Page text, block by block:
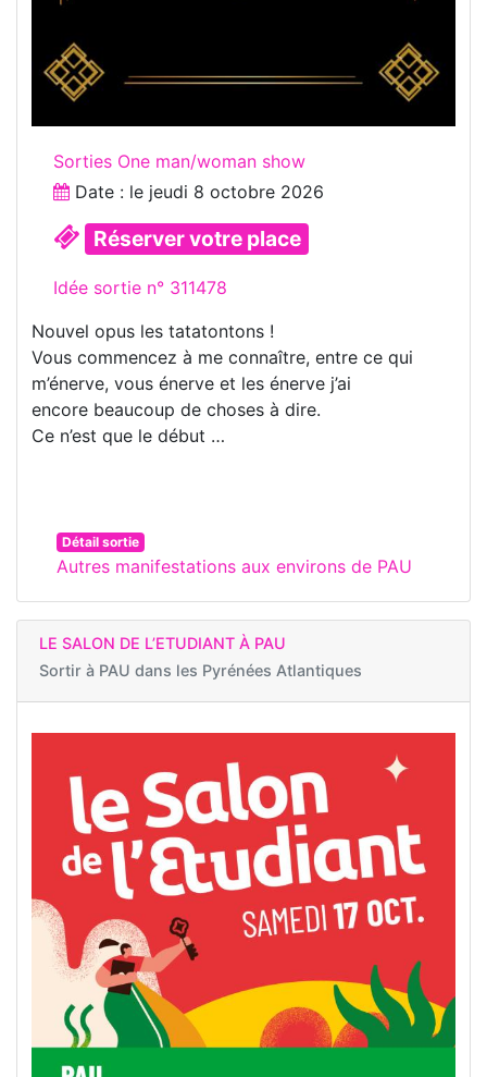
Sorties One man/woman show
Date : le jeudi 8 octobre 2026
Réserver votre place
Idée sortie n° 311478
Nouvel opus les tatatontons !
Vous commencez à me connaître, entre ce qui
m’énerve, vous énerve et les énerve j’ai
encore beaucoup de choses à dire.
Ce n’est que le début …
Détail sortie
Autres manifestations aux environs de PAU
LE SALON DE L’ETUDIANT À PAU
Sortir à PAU dans les Pyrénées Atlantiques